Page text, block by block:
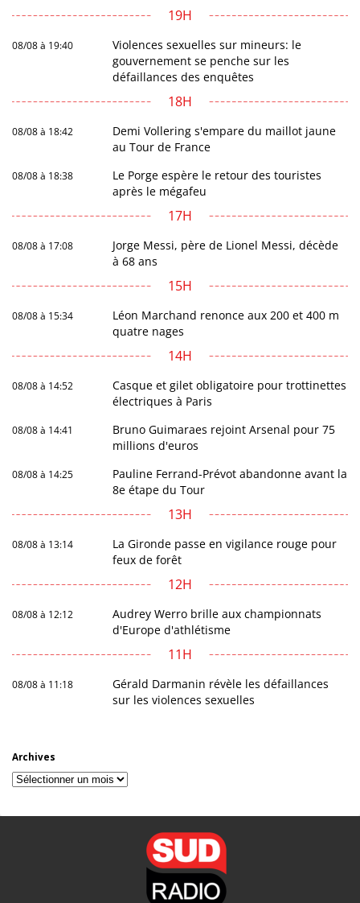
19H
08/08 à 19:40
Violences sexuelles sur mineurs: le
gouvernement se penche sur les
défaillances des enquêtes
18H
08/08 à 18:42
Demi Vollering s'empare du maillot jaune
au Tour de France
08/08 à 18:38
Le Porge espère le retour des touristes
après le mégafeu
17H
08/08 à 17:08
Jorge Messi, père de Lionel Messi, décède
à 68 ans
15H
08/08 à 15:34
Léon Marchand renonce aux 200 et 400 m
quatre nages
14H
08/08 à 14:52
Casque et gilet obligatoire pour trottinettes
électriques à Paris
08/08 à 14:41
Bruno Guimaraes rejoint Arsenal pour 75
millions d'euros
08/08 à 14:25
Pauline Ferrand-Prévot abandonne avant la
8e étape du Tour
13H
08/08 à 13:14
La Gironde passe en vigilance rouge pour
feux de forêt
12H
08/08 à 12:12
Audrey Werro brille aux championnats
d'Europe d'athlétisme
11H
08/08 à 11:18
Gérald Darmanin révèle les défaillances
sur les violences sexuelles
Archives
Archives